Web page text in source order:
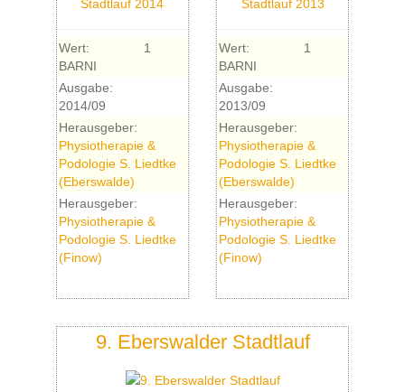
Wert:
1
BARNI
Ausgabe:
2014/09
Herausgeber:
Physiotherapie &
Podologie S. Liedtke
(Eberswalde)
Herausgeber:
Physiotherapie &
Podologie S. Liedtke
(Finow)
Wert:
1
BARNI
Ausgabe:
2013/09
Herausgeber:
Physiotherapie &
Podologie S. Liedtke
(Eberswalde)
Herausgeber:
Physiotherapie &
Podologie S. Liedtke
(Finow)
9. Eberswalder Stadtlauf